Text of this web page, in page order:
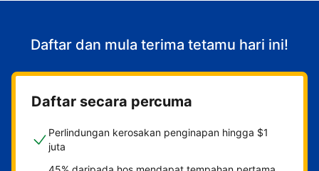
Daftar dan mula terima tetamu hari ini!
Daftar secara percuma
Perlindungan kerosakan penginapan hingga $1
juta